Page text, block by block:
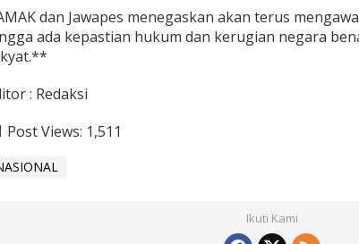
dan Jawapes menegaskan akan terus
ada kepastian hukum dan kerugian negara
: Redaksi
Post Views: 1,511
Ikuti Kami